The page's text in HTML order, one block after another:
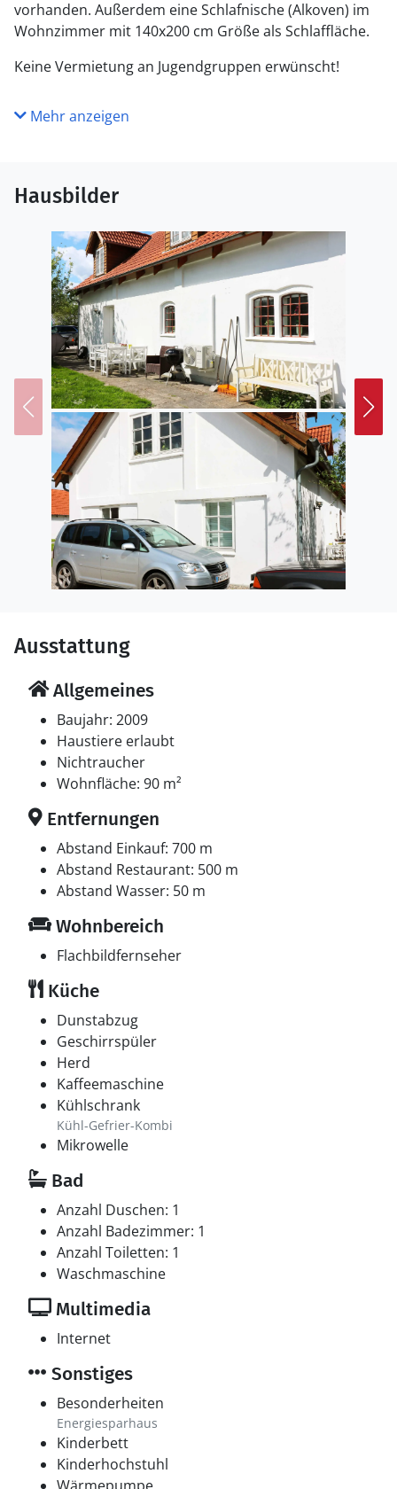
vorhanden. Außerdem eine Schlafnische (Alkoven) im
Wohnzimmer mit 140x200 cm Größe als Schlaffläche.
Keine Vermietung an Jugendgruppen erwünscht!
Mehr anzeigen
Hausbilder
Ausstattung
Allgemeines
Baujahr: 2009
Haustiere erlaubt
Nichtraucher
Wohnfläche: 90 m²
Entfernungen
Abstand Einkauf: 700 m
Abstand Restaurant: 500 m
Abstand Wasser: 50 m
Wohnbereich
Flachbildfernseher
Küche
Dunstabzug
Geschirrspüler
Herd
Kaffeemaschine
Kühlschrank
Kühl-Gefrier-Kombi
Mikrowelle
Bad
Anzahl Duschen: 1
Anzahl Badezimmer: 1
Anzahl Toiletten: 1
Waschmaschine
Multimedia
Internet
Sonstiges
Besonderheiten
Energiesparhaus
Kinderbett
Kinderhochstuhl